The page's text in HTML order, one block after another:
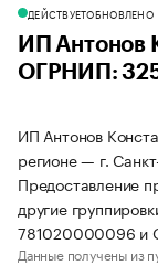
ДЕЙСТВУЕТОБНОВЛЕНО
ИП Антонов
ОГРНИП:
ИП Антонов
регионе — г.
Предоставление
другие
781020000096 и
Данные получены из